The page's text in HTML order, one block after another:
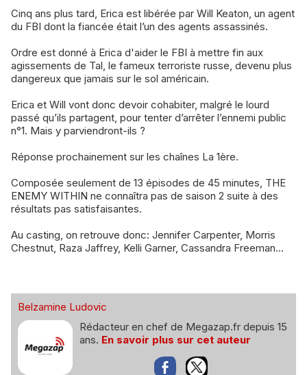
Cinq ans plus tard, Erica est libérée par Will Keaton, un agent
du FBI dont la fiancée était l’un des agents assassinés.
Ordre est donné à Erica d'aider le FBI à mettre fin aux
agissements de Tal, le fameux terroriste russe, devenu plus
dangereux que jamais sur le sol américain.
Erica et Will vont donc devoir cohabiter, malgré le lourd
passé qu’ils partagent, pour tenter d’arrêter l’ennemi public
n°1. Mais y parviendront-ils ?
Réponse prochainement sur les chaînes La 1ère.
Composée seulement de 13 épisodes de 45 minutes, THE
ENEMY WITHIN ne connaîtra pas de saison 2 suite à des
résultats pas satisfaisantes.
Au casting, on retrouve donc: Jennifer Carpenter, Morris
Chestnut, Raza Jaffrey, Kelli Garner, Cassandra Freeman...
Belzamine Ludovic
Rédacteur en chef de Megazap.fr depuis 15
ans. En savoir plus sur cet auteur